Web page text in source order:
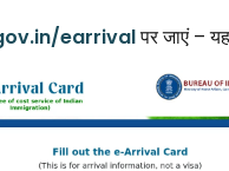
earrivalपर जाएं –